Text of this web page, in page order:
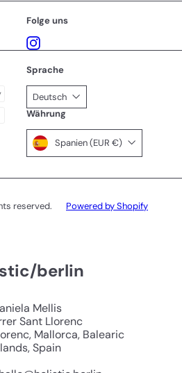
Folge uns
Instagram
Sprache
Deutsch
Währung
Spanien (EUR €)
reserved. Powered by Shopify
berlin
Mellis
Sant Llorenc
Mallorca, Balearic
Spain